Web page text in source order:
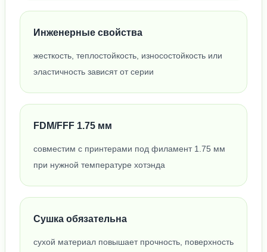
Инженерные свойства
жесткость, теплостойкость, износостойкость или
эластичность зависят от серии
FDM/FFF 1.75 мм
совместим с принтерами под филамент 1.75 мм
при нужной температуре хотэнда
Сушка обязательна
сухой материал повышает прочность, поверхность